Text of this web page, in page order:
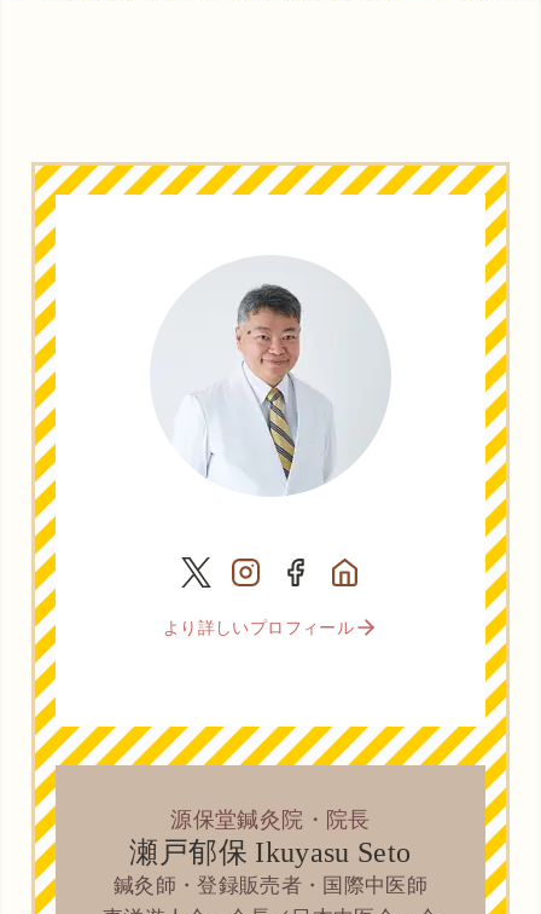
より詳しいプロフィール
源保堂鍼灸院・院長
瀬戸郁保 Ikuyasu Seto
鍼灸師・登録販売者・国際中医師